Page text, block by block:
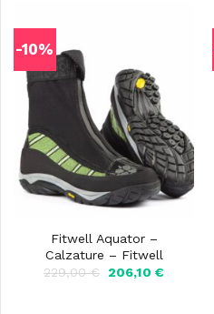
-10%
Fitwell Aquator –
Calzature – Fitwell
229,00€
Il
206,10€Il